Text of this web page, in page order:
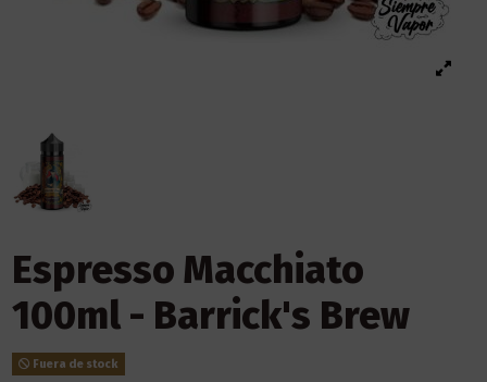
Espresso Macchiato
100ml - Barrick's Brew
Fuera de stock